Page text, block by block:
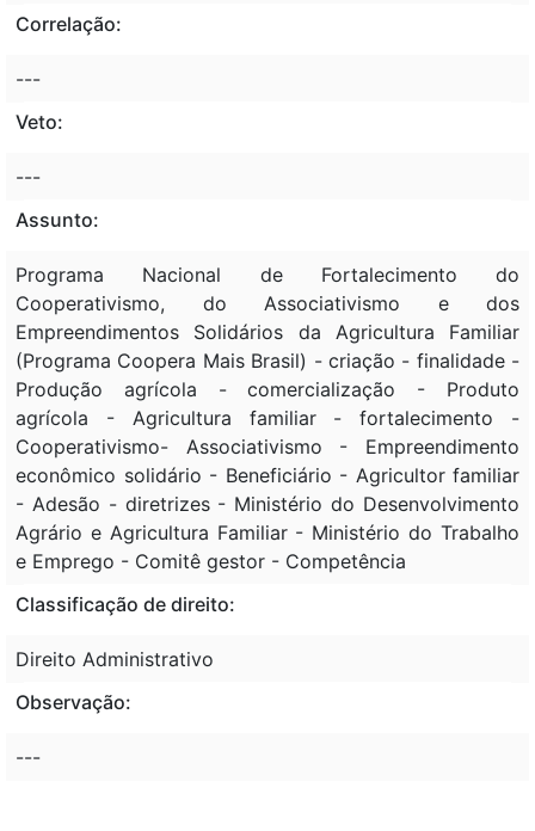
Correlação:
---
Veto:
---
Assunto:
Programa Nacional de Fortalecimento do
Cooperativismo, do Associativismo e dos
Empreendimentos Solidários da Agricultura Familiar
(Programa Coopera Mais Brasil) - criação - finalidade -
Produção agrícola - comercialização - Produto
agrícola - Agricultura familiar - fortalecimento -
Cooperativismo- Associativismo - Empreendimento
econômico solidário - Beneficiário - Agricultor familiar
- Adesão - diretrizes - Ministério do Desenvolvimento
Agrário e Agricultura Familiar - Ministério do Trabalho
e Emprego - Comitê gestor - Competência
Classificação de direito:
Direito Administrativo
Observação:
---